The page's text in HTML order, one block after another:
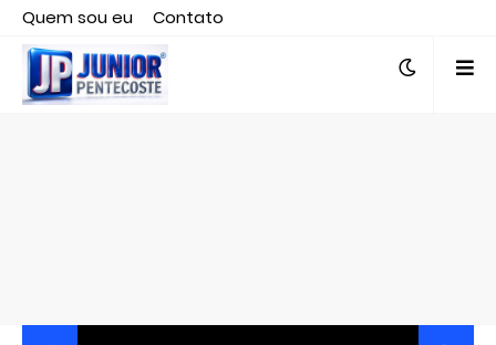
Quem sou eu
Contato
Editor responsável, jornalista Clovis Almeida.